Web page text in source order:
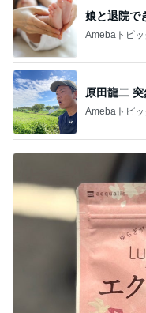
娘と退院で
Amebaトピッ
原田龍二
Amebaトピッ